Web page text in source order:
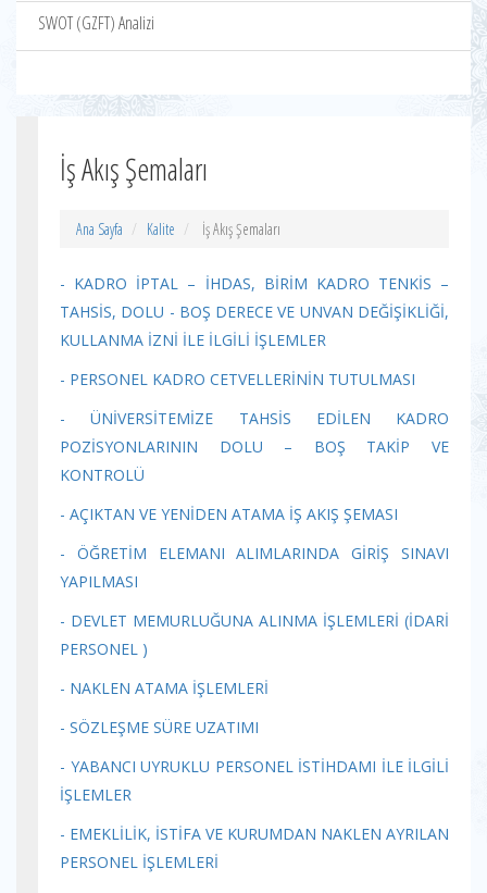
SWOT (GZFT) Analizi
İş Akış Şemaları
Ana Sayfa Kalite İş Akış Şemaları
- KADRO İPTAL – İHDAS, BİRİM KADRO TENKİS –
TAHSİS, DOLU - BOŞ DERECE VE UNVAN DEĞİŞİKLİĞİ,
KULLANMA İZNİ İLE İLGİLİ İŞLEMLER
- PERSONEL KADRO CETVELLERİNİN TUTULMASI
- ÜNİVERSİTEMİZE TAHSİS EDİLEN KADRO
POZİSYONLARININ DOLU – BOŞ TAKİP VE
KONTROLÜ
- AÇIKTAN VE YENİDEN ATAMA İŞ AKIŞ ŞEMASI
- ÖĞRETİM ELEMANI ALIMLARINDA GİRİŞ SINAVI
YAPILMASI
- DEVLET MEMURLUĞUNA ALINMA İŞLEMLERİ (İDARİ
PERSONEL )
- NAKLEN ATAMA İŞLEMLERİ
- SÖZLEŞME SÜRE UZATIMI
- YABANCI UYRUKLU PERSONEL İSTİHDAMI İLE İLGİLİ
İŞLEMLER
- EMEKLİLİK, İSTİFA VE KURUMDAN NAKLEN AYRILAN
PERSONEL İŞLEMLERİ